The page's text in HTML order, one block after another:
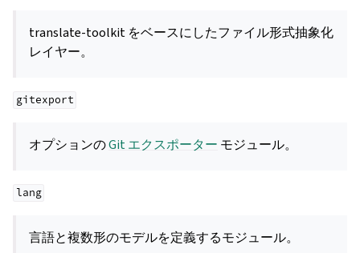
translate-toolkit をベースにしたファイル形式抽象化
レイヤー。
gitexport
オプションのGit エクスポーター モジュール。
lang
言語と複数形のモデルを定義するモジュール。